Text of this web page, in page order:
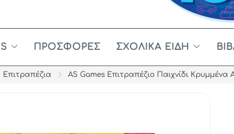
ΠΡΟΣΦΟΡΈΣ ΣΧΟΛΙΚΆ ΕΊΔΗ
Επιτραπέζια AS Games Επιτραπέζιο Παιχνίδι Κρυμμένα